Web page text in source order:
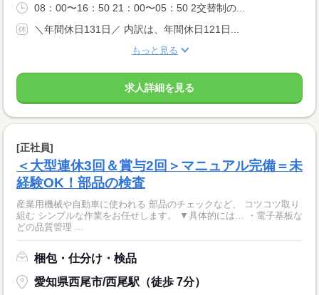
08：00〜16：50 21：00〜05：50 2交替制の...
＼年間休日131日／ 内訳は、年間休日121日...
もっと見る
求人詳細を見る
[正社員]
＜大型連休3回＆賞与2回＞マニュアル完備＝未
経験OK！部品の検査
産業用機械や自動車に使われる 部品のチェックなど、 コツコツ取り
組む シンプルな作業をお任せします。 ▼具体的には… ・電子基板な
どの品質管理 ...
梱包・仕分け・検品
愛知県西尾市/西尾駅（徒歩 7分）